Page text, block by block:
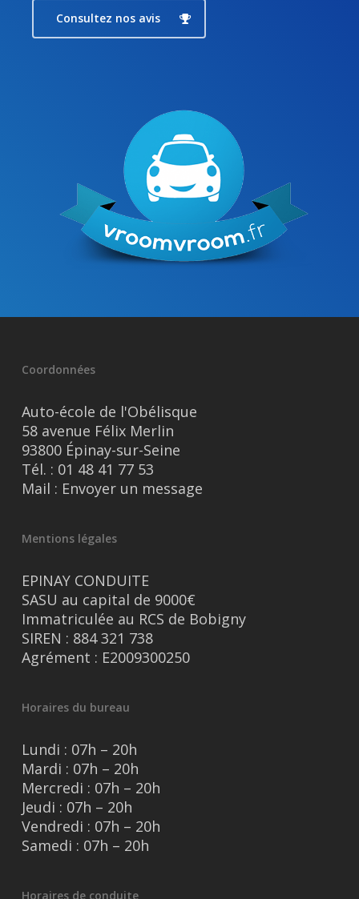
Consultez nos avis
Coordonnées
Auto-école de l'Obélisque
58 avenue Félix Merlin
93800 Épinay-sur-Seine
Tél. : 01 48 41 77 53
Mail : Envoyer un message
Mentions légales
EPINAY CONDUITE
SASU au capital de 9000€
Immatriculée au RCS de Bobigny
SIREN : 884 321 738
Agrément : E2009300250
Horaires du bureau
Lundi : 07h – 20h
Mardi : 07h – 20h
Mercredi : 07h – 20h
Jeudi : 07h – 20h
Vendredi : 07h – 20h
Samedi : 07h – 20h
Horaires de conduite